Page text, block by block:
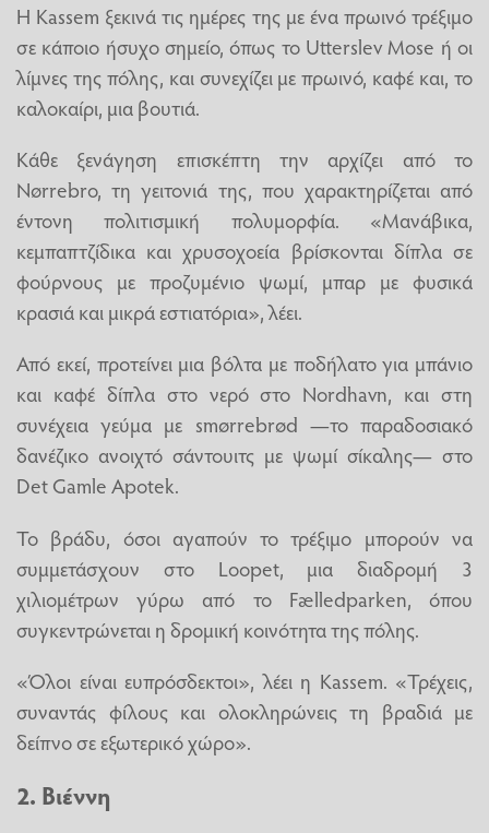
Η Kassem ξεκινά τις ημέρες της με ένα πρωινό τρέξιμο
σε κάποιο ήσυχο σημείο, όπως το Utterslev Mose ή οι
λίμνες της πόλης, και συνεχίζει με πρωινό, καφέ και, το
καλοκαίρι, μια βουτιά.
Κάθε ξενάγηση επισκέπτη την αρχίζει από το
Nørrebro, τη γειτονιά της, που χαρακτηρίζεται από
έντονη πολιτισμική πολυμορφία. «Μανάβικα,
κεμπαπτζίδικα και χρυσοχοεία βρίσκονται δίπλα σε
φούρνους με προζυμένιο ψωμί, μπαρ με φυσικά
κρασιά και μικρά εστιατόρια», λέει.
Από εκεί, προτείνει μια βόλτα με ποδήλατο για μπάνιο
και καφέ δίπλα στο νερό στο Nordhavn, και στη
συνέχεια γεύμα με smørrebrød —το παραδοσιακό
δανέζικο ανοιχτό σάντουιτς με ψωμί σίκαλης— στο
Det Gamle Apotek.
Το βράδυ, όσοι αγαπούν το τρέξιμο μπορούν να
συμμετάσχουν στο Loopet, μια διαδρομή 3
χιλιομέτρων γύρω από το Fælledparken, όπου
συγκεντρώνεται η δρομική κοινότητα της πόλης.
«Όλοι είναι ευπρόσδεκτοι», λέει η Kassem. «Τρέχεις,
συναντάς φίλους και ολοκληρώνεις τη βραδιά με
δείπνο σε εξωτερικό χώρο».
2. Βιέννη